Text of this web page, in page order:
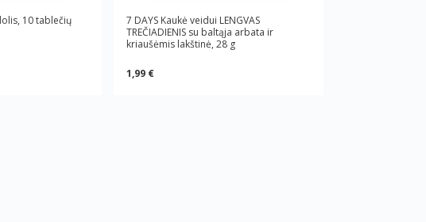
10 tablečių
7 DAYS Kaukė veidui LENGVAS
TREČIADIENIS su baltąja arbata ir
kriaušėmis lakštinė, 28 g
1,99 €